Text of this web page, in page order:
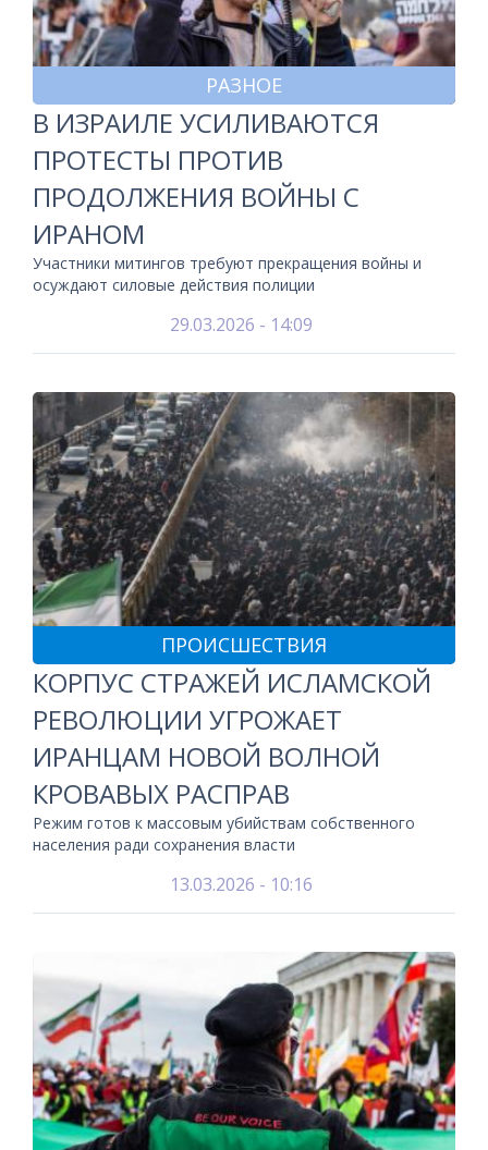
РАЗНОЕ
В ИЗРАИЛЕ УСИЛИВАЮТСЯ
ПРОТЕСТЫ ПРОТИВ
ПРОДОЛЖЕНИЯ ВОЙНЫ С
ИРАНОМ
Участники митингов требуют прекращения войны и
осуждают силовые действия полиции
29.03.2026 - 14:09
ПРОИСШЕСТВИЯ
КОРПУС СТРАЖЕЙ ИСЛАМСКОЙ
РЕВОЛЮЦИИ УГРОЖАЕТ
ИРАНЦАМ НОВОЙ ВОЛНОЙ
КРОВАВЫХ РАСПРАВ
Режим готов к массовым убийствам собственного
населения ради сохранения власти
13.03.2026 - 10:16